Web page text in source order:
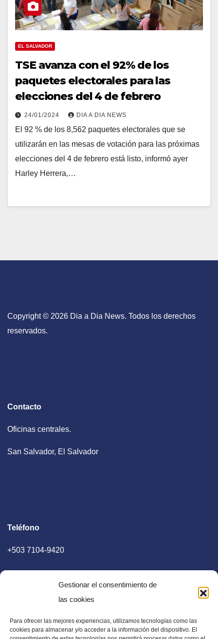
Gestionar el consentimiento de
las cookies
Para ofrecer las mejores experiencias, utilizamos tecnologías como las
cookies para almacenar y/o acceder a la información del dispositivo. El
EL SALVADOR
TSE avanza con el 92% de los
paquetes electorales para las
elecciones del 4 de febrero
24/01/2024 DIA A DIA NEWS
El 92 % de los 8,562 paquetes electorales que se
utilizarán en las mesas de votación para las próximas
elecciones del 4 de febrero está listo, informó ayer
Harley Herrera,…
Copyright © 2026 Dia a Dia News. Todos los derechos
reservados.
Contacto
Oficinas centrales.
San Salvador, El Salvador
Teléfono
+503 7104-9420
E-mail